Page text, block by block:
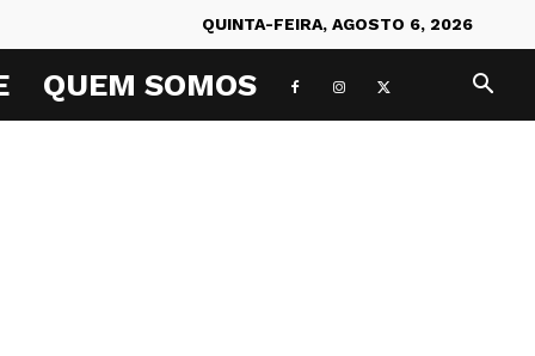
QUINTA-FEIRA, AGOSTO 6, 2026
QUEM SOMOS